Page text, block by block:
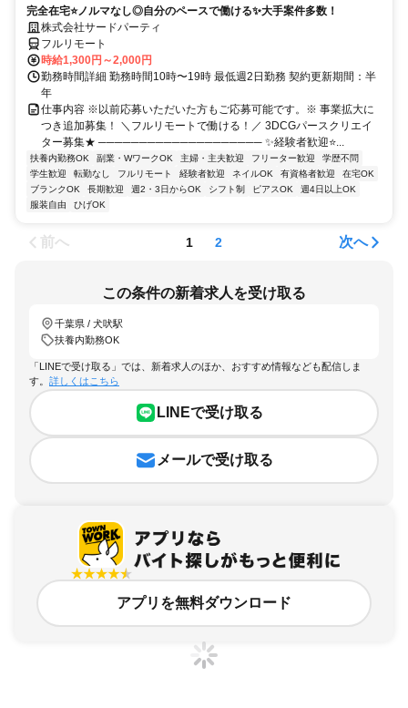
完全在宅⭐ノルマなし◎自分のペースで働ける✨大手案件多数！
株式会社サードパーティ
フルリモート
時給1,300円～2,000円
勤務時間詳細 勤務時間10時〜19時 最低週2日勤務 契約更新期間：半
年
仕事内容 ※以前応募いただいた方もご応募可能です。※ 事業拡大に
つき追加募集！ ＼フルリモートで働ける！／ 3DCGパースクリエイ
ター募集★ ──────────────────── ✨経験者歓迎⭐...
扶養内勤務OK 副業・WワークOK 主婦・主夫歓迎 フリーター歓迎
学歴不問
学生歓迎
転勤なし フルリモート 経験者歓迎 ネイルOK 有資格者歓迎
在宅OK
ブランクOK
長期歓迎 週2・3日からOK シフト制 ピアスOK
週4日以上OK
服装自由
ひげOK
前へ 1 2 次へ
この条件の新着求人を受け取る
千葉県 / 犬吠駅
扶養内勤務OK
「LINEで受け取る」では、新着求人のほか、おすすめ情報なども配信しま
す。 詳しくはこちら
LINEで受け取る
メールで受け取る
アプリを無料ダウンロード